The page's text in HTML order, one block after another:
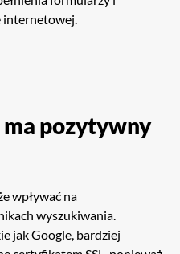
internetowej.
ma pozytywny
wpływać na
wyszukiwania.
jak Google, bardziej